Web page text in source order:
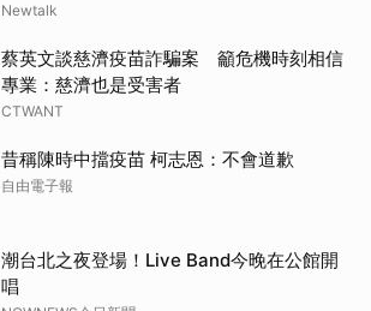
Newtalk
蔡英文談慈濟疫苗詐騙案 籲危機時刻相信
專業：慈濟也是受害者
CTWANT
昔稱陳時中擋疫苗 柯志恩：不會道歉
自由電子報
潮台北之夜登場！Live Band今晚在公館開
唱